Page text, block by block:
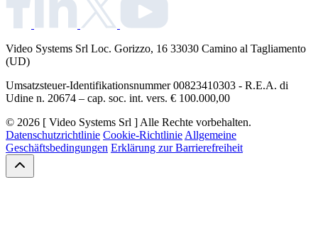
Video Systems Srl Loc. Gorizzo, 16 33030 Camino al Tagliamento
(UD)
Umsatzsteuer-Identifikationsnummer 00823410303 - R.E.A. di
Udine n. 20674 – cap. soc. int. vers. € 100.000,00
© 2026 [ Video Systems Srl ] Alle Rechte vorbehalten.
Datenschutzrichtlinie Cookie-Richtlinie Allgemeine
Geschäftsbedingungen Erklärung zur Barrierefreiheit